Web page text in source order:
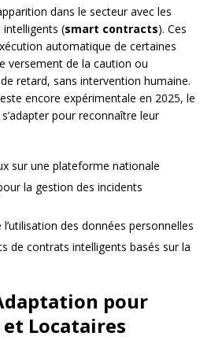
dans le secteur avec les
(smart contracts). Ces
automatique de certaines
versement de la caution ou
retard, sans intervention humaine.
encore expérimentale en 2025, le
pour reconnaître leur
sur une plateforme nationale
la gestion des incidents
des données personnelles
de contrats intelligents basés sur la
pour
Locataires